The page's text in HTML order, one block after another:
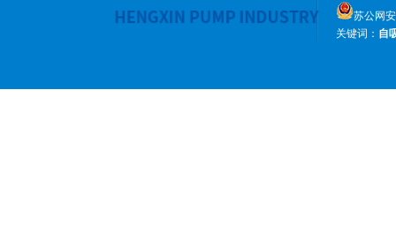
苏公网
关键词： 自